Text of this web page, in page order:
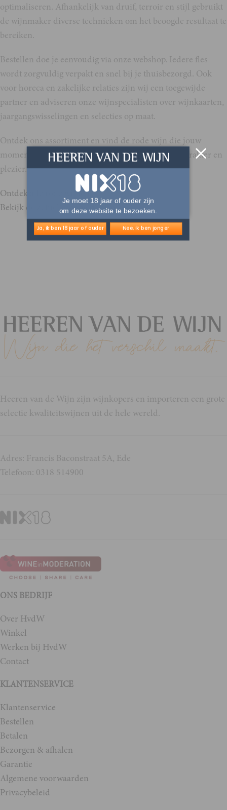
optimaliseren. Afhankelijk van druif, terroir en stijl gebruikt
de wijnmaker diverse technieken om het beoogde resultaat te
bereiken.
Bestellen doe je eenvoudig via onze webshop. Iedere fles
wordt zorgvuldig verpakt en snel bij je thuisbezorgd. Ook
voor horeca en zakelijke relaties zijn wij een toegewijde
partner en adviseren onze wijnspecialisten over wijnkaarten,
jaargangswisselingen en selecties op maat.
Ontdek ons assortiment en vind de rode wijn die jouw
moment onvergetelijk maakt, wijnen vol finesse, karakter en
plezier.
Ontdek alle rode wijnen
Bekijk de actuele aanbiedingen
Heeren van de Wijn zijn wijnkopers en importeren een grote
selectie kwaliteitswijnen uit de hele wereld.
Adres: Francis Baconstraat 5A, Ede
Telefoon: 0318 514900
ONS BEDRIJF
Over HvdW
Winkel
Werken bij HvdW
Contact
KLANTENSERVICE
Klantenservice
Bestellen
Betalen
Bezorgen & afhalen
Garantie
Algemene voorwaarden
Privacybeleid
Je moet 18 jaar of ouder zijn
om deze website te bezoeken.
Ja, ik ben 18 jaar of ouder Nee, ik ben jonger